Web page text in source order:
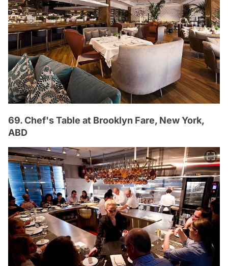
69. Chef's Table at Brooklyn Fare, New York,
ABD